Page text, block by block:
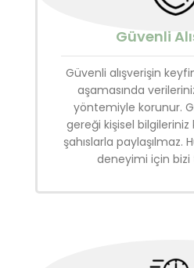
Güvenli
Güvenli alışverişin
aşamasında
yöntemiyle korunur.
gereği kişisel
şahıslarla paylaşılmaz.
deneyimi için bizi